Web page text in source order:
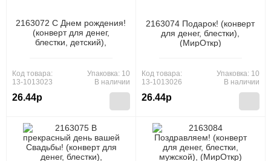
2163072 С Днем рождения!
(конверт для денег,
блестки, детский),
Код товара:
13-1013023
26.44р
Упаковка: 10
В наличии
2163074 Подарок! (конверт
для денег, блестки),
(МирОткр)
Код товара:
13-1013026
26.44р
Упаковка: 10
В наличии